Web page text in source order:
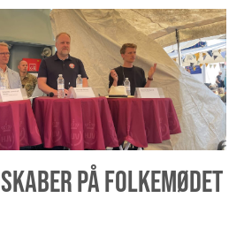
PÅ FOLKEMØDET